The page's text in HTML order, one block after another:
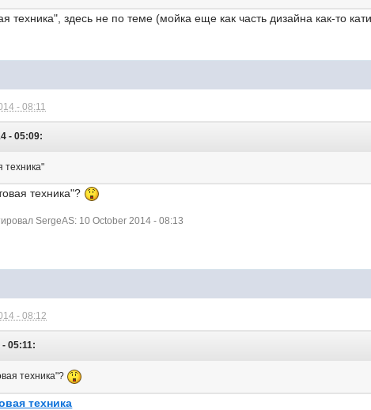
техника", здесь не по теме (мойка еще как часть дизайна как-то
- 08:11
- 05:09:
техника"
техника"?
SergeAS: 10 October 2014 - 08:13
- 08:12
05:11:
техника"?
техника